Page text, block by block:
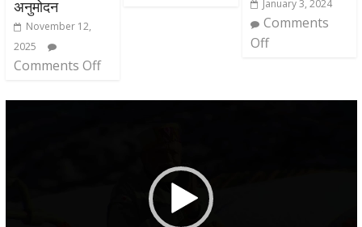
अनुमोदन
November 12,
2025
Comments Off
January 3, 2024
Comments
Off